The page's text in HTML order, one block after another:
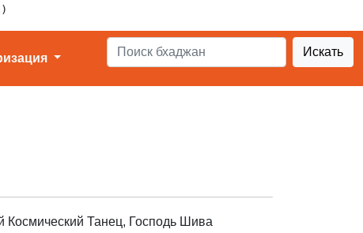
Искать
Космический Танец, Господь Шива